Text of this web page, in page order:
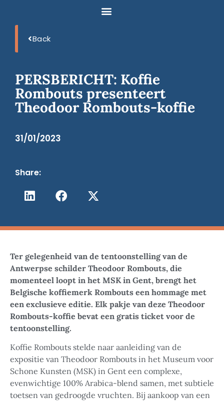
Back
PERSBERICHT: Koffie
Rombouts presenteert
Theodoor Rombouts-koffie
31/01/2023
Share:
Ter gelegenheid van de tentoonstelling van de
Antwerpse schilder Theodoor Rombouts, die
momenteel loopt in het MSK in Gent, brengt het
Belgische koffiemerk Rombouts een hommage met
een exclusieve editie. Elk pakje van deze Theodoor
Rombouts-koffie bevat een gratis ticket voor de
tentoonstelling.
Koffie Rombouts stelde naar aanleiding van de
expositie van Theodoor Rombouts in het Museum voor
Schone Kunsten (MSK) in Gent een complexe,
evenwichtige 100% Arabica-blend samen, met subtiele
toetsen van gedroogde vruchten. Bij aankoop van een